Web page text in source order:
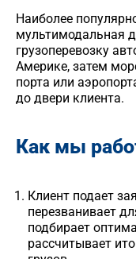
Наиболее
мультимодальная
грузоперевозку
Америке, затем
порта или
до двери клиента.
Как мы
Клиент подает
перезванивает
подбирает
рассчитывает